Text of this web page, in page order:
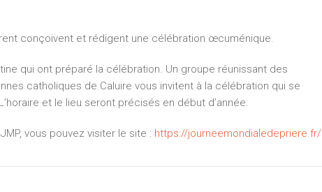
conçoivent et rédigent une célébration œcuménique.
qui ont préparé la célébration. Un groupe réunissant des
catholiques de Caluire vous invitent à la célébration qui se
et le lieu seront précisés en début d’année.
vous pouvez visiter le site : https://journeemondialedepriere.fr/